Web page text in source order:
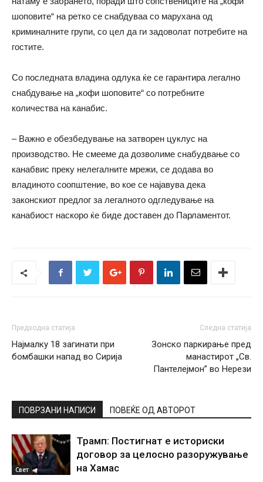
шоповите“ на ретко се снабдуваа со марухана од
криминалните групи, со цел да ги задоволат потребите на
гостите.
Со последната владина одлука ќе се гарантира легално
снабдување на „кофи шоповите“ со потребните
количества на канабис.
– Важно е обезбедување на затворен цуклус на
производство. Не смееме да дозволиме снабудвање со
канабвис преку нелегалните мрежи, се додава во
владиното соопштение, во кое се најавува дека
законскиот предлог за легалното одгледување на
канабиост наскоро ќе биде доставен до Парламентот.
Предходна статија
Најмалку 18 загинати при
бомбашки напад во Сирија
Следна статија
Зонско паркирање пред
манастирот „Св.
Пантелејмон” во Нерези
ПОВРЗАНИ НАПИСИ ПОВЕЌЕ ОД АВТОРОТ
Свет
Трамп: Постигнат е историски
договор за целосно разоружување
на Хамас